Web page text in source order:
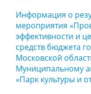
Информация о
мероприятия
эффективности и
средств бюджета
Московской
Муниципальному
«Парк культуры и